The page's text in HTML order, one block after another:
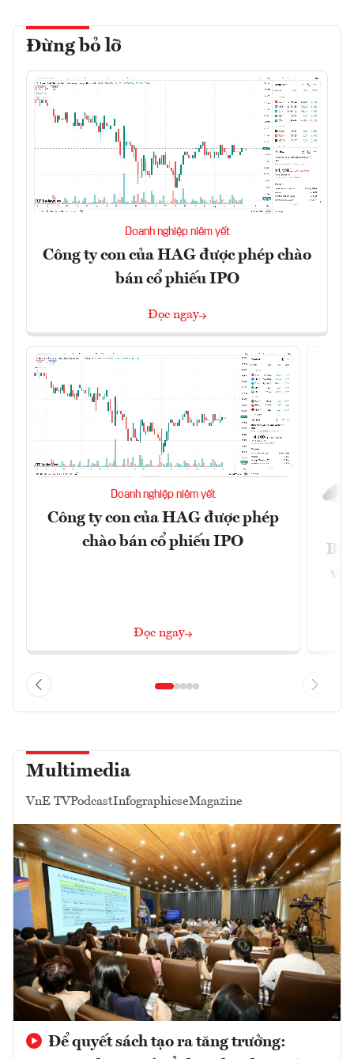
Đừng bỏ lỡ
Doanh nghiệp niêm yết
Công ty con của HAG được phép chào
bán cổ phiếu IPO
Đọc ngay
Doanh nghiệp niêm yết
Công ty con của HAG được phép
chào bán cổ phiếu IPO
Đọc ngay
và
Multimedia
VnE TVPodcastInfographicseMagazine
Để quyết sách tạo ra tăng trưởng: